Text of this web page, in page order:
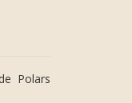
Polars